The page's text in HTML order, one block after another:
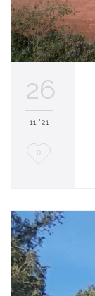
26
11 '21
M
n
c
a
n
0